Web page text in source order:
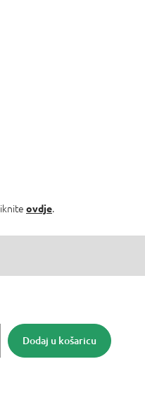
Dodaj u košaricu
ovdje.